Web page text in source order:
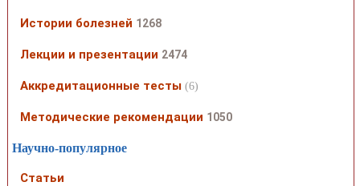
Истории болезней 1268
Лекции и презентации 2474
Аккредитационные тесты (6)
Методические рекомендации 1050
Научно-популярное
Статьи